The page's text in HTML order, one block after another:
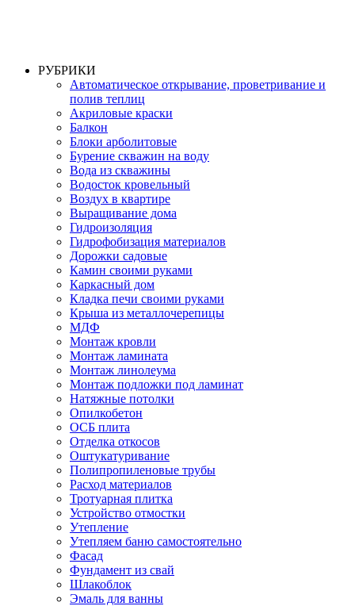
РУБРИКИ
Автоматическое открывание, проветривание и
полив теплиц
Акриловые краски
Балкон
Блоки арболитовые
Бурение скважин на воду
Вода из скважины
Водосток кровельный
Воздух в квартире
Выращивание дома
Гидроизоляция
Гидрофобизация материалов
Дорожки садовые
Камин своими руками
Каркасный дом
Кладка печи своими руками
Крыша из металлочерепицы
МДФ
Монтаж кровли
Монтаж ламината
Монтаж линолеума
Монтаж подложки под ламинат
Натяжные потолки
Опилкобетон
ОСБ плита
Отделка откосов
Оштукатуривание
Полипропиленовые трубы
Расход материалов
Тротуарная плитка
Устройство отмостки
Утепление
Утепляем баню самостоятельно
Фасад
Фундамент из свай
Шлакоблок
Эмаль для ванны